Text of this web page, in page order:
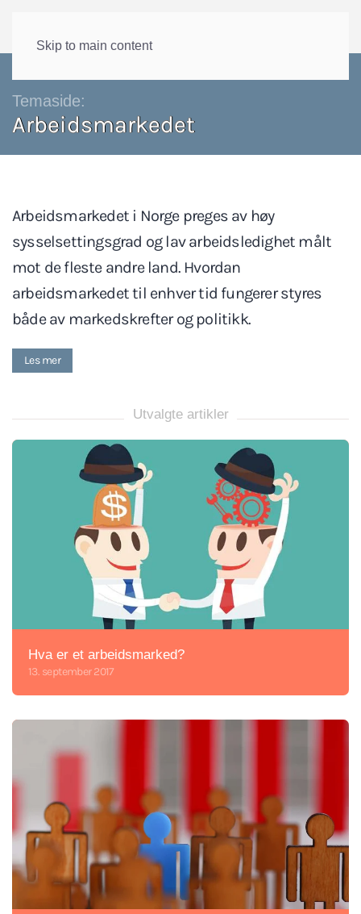
Skip to main content
Temaside:
Arbeidsmarkedet
Arbeidsmarkedet i Norge preges av høy
sysselsettingsgrad og lav arbeidsledighet målt
mot de fleste andre land. Hvordan
arbeidsmarkedet til enhver tid fungerer styres
både av markedskrefter og politikk.
Les mer
Utvalgte artikler
Hva er et arbeidsmarked?
13. september 2017